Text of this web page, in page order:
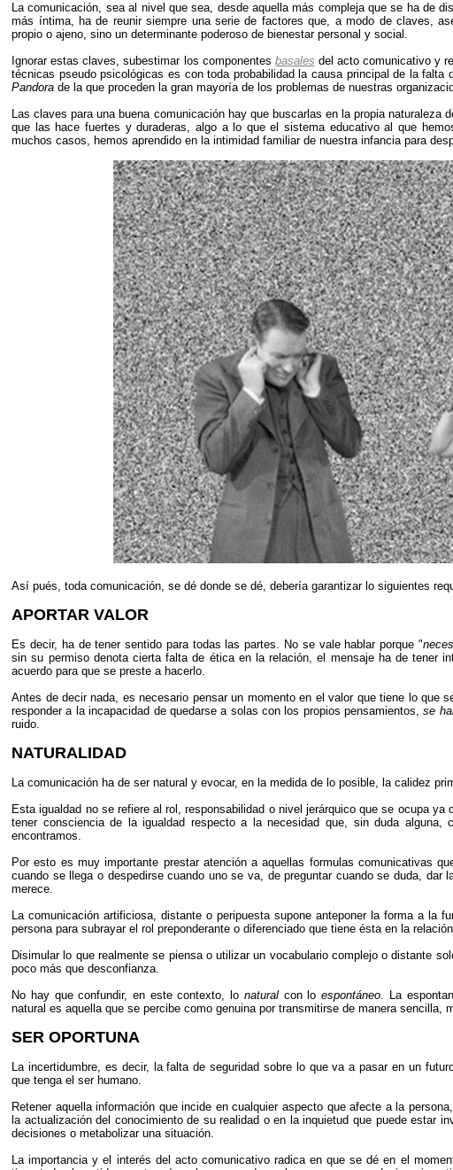
La comunicación, sea al nivel que sea, desde aquella más compleja que se ha de
más íntima, ha de reunir siempre una serie de factores que, a modo de claves,
propio o ajeno, sino un determinante poderoso de bienestar personal y social.
Ignorar estas claves, subestimar los componentes basales del acto comunicativo y
técnicas pseudo psicológicas es con toda probabilidad la causa principal de la
Pandora de la que proceden la gran mayoría de los problemas de nuestras
Las claves para una buena comunicación hay que buscarlas en la propia
que las hace fuertes y duraderas, algo a lo que el sistema educativo al que
muchos casos, hemos aprendido en la intimidad familiar de nuestra infancia para
Así pués, toda comunicación, se dé donde se dé, debería garantizar lo siguientes
APORTAR VALOR
Es decir, ha de tener sentido para todas las partes. No se vale hablar porque "
sin su permiso denota cierta falta de ética en la relación, el mensaje ha de tener
acuerdo para que se preste a hacerlo.
Antes de decir nada, es necesario pensar un momento en el valor que tiene lo que
responder a la incapacidad de quedarse a solas con los propios pensamientos,se
ruido.
NATURALIDAD
La comunicación ha de ser natural y evocar, en la medida de lo posible, la calidez
Esta igualdad no se refiere al rol, responsabilidad o nivel jerárquico que se ocupa
tener consciencia de la igualdad respecto a la necesidad que, sin duda
encontramos.
Por esto es muy importante prestar atención a aquellas formulas comunicativas
cuando se llega o despedirse cuando uno se va, de preguntar cuando se duda, dar
merece.
La comunicación artificiosa, distante o peripuesta supone anteponer la forma a la
persona para subrayar el rol preponderante o diferenciado que tiene ésta en la
Disimular lo que realmente se piensa o utilizar un vocabulario complejo o distante
poco más que desconfianza.
No hay que confundir, en este contexto, lo naturalcon loespontáneo. La
natural es aquella que se percibe como genuina por transmitirse de manera sencilla,
SER OPORTUNA
La incertidumbre, es decir, la falta de seguridad sobre lo que va a pasar en un
que tenga el ser humano.
Retener aquella información que incide en cualquier aspecto que afecte a la
la actualización del conocimiento de su realidad o en la inquietud que puede estar
decisiones o metabolizar una situación.
La importancia y el interés del acto comunicativo radica en que se dé en el